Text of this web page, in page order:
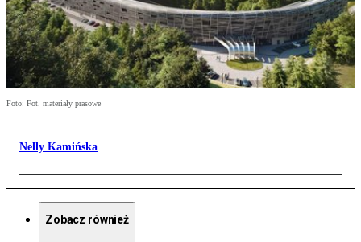
Foto: Fot. materiały prasowe
Nelly Kamińska
Zobacz również